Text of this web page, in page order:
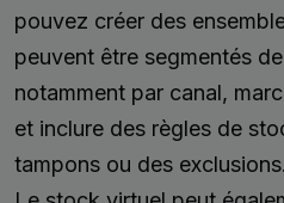
pouvez créer des
peuvent être segmentés
notamment par canal,
et inclure des règles de
tampons ou des exclusions.